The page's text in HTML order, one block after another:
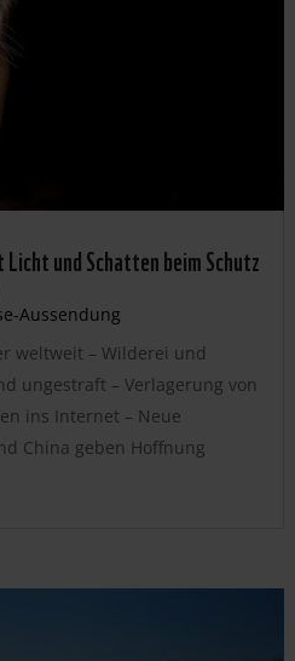
und Schatten beim Schutz
Aussendung
weltweit – Wilderei und
ungestraft – Verlagerung von
ins Internet – Neue
China geben Hoffnung